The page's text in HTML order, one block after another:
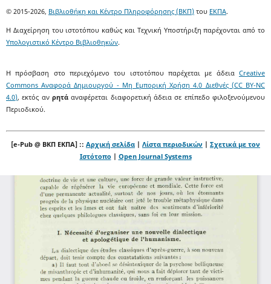
© 2015-2026, Βιβλιοθήκη και Κέντρο Πληροφόρησης (ΒΚΠ) του ΕΚΠΑ.
Η Διαχείρηση του ιστοτόπου καθώς και Τεχνική Υποστήριξη παρέχονται από το
Υπολογιστικό Κέντρο Βιβλιοθηκών.
Η πρόσβαση στο περιεχόμενο του ιστοτόπου παρέχεται με άδεια Creative
Commons Αναφορά Δημιουργού - Μη Εμπορική Χρήση 4.0 Διεθνές (CC BY-NC
4.0), εκτός αν ρητά αναφέρεται διαφορετική άδεια σε επίπεδο φιλοξενούμενου
Περιοδικού.
[e-Pub @ ΒΚΠ ΕΚΠΑ] :: Αρχική σελίδα | Λίστα περιοδικών | Σχετικά με τον
Ιστότοπο| Open Journal Systems